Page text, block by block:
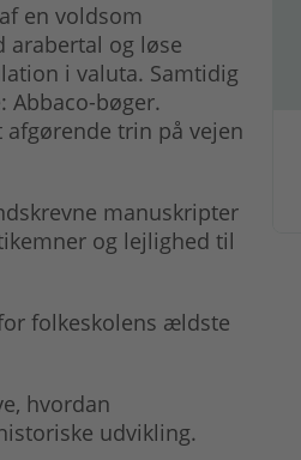
en voldsom
arabertal og løse
i valuta. Samtidig
bøger.
trin på vejen
manuskripter
og lejlighed til
folkeskolens ældste
hvordan
udvikling.